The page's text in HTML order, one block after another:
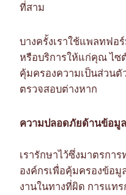
ที่สาม
บางครั้งเราใช้แพลทฟอ
หรือบริการให้แก่คุณ ไซ
คุ้มครองความเป็นส่วนตั
ตรวจสอบต่างหาก
ความปลอดภัยด้านข้อมูล
เรารักษาไว้ซึ่งมาตรกา
องค์กรเพื่อคุ้มครองข้อ
งานในทางที่ผิด การแท